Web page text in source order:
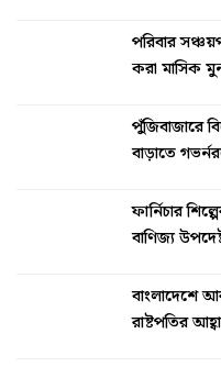
পরিবার
করা মাসিক
পুঁজিবাজারে
বাড়াতে
ফার্নিচার
বাণিজ্য
বাংলাদেশে
রাষ্টপতির